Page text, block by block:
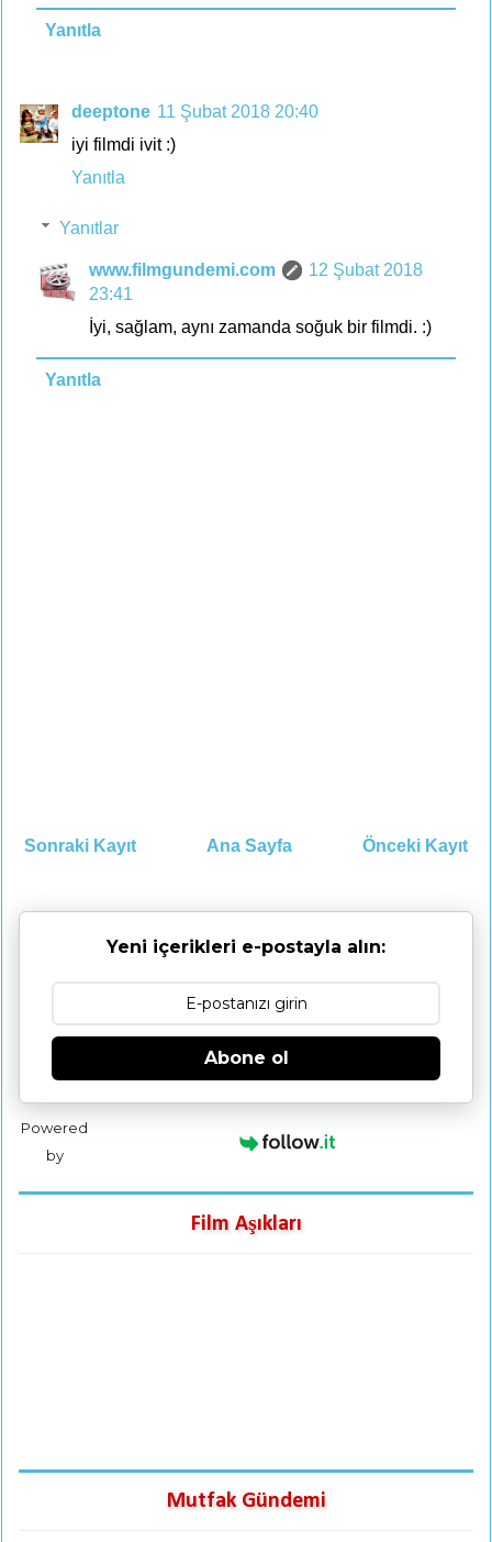
Yanıtla
deeptone 11 Şubat 2018 20:40
iyi filmdi ivit :)
Yanıtla
Yanıtlar
www.filmgundemi.com
12 Şubat 2018
23:41
İyi, sağlam, aynı zamanda soğuk bir filmdi. :)
Yanıtla
Sonraki Kayıt Önceki Kayıt
Ana Sayfa
Yeni içerikleri e-postayla alın:
Abone ol
Powered
by
Film Aşıkları
Mutfak Gündemi